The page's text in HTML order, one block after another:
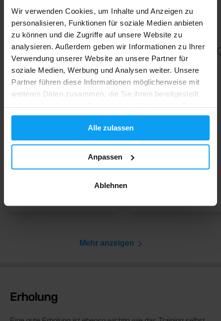
Wir verwenden Cookies, um Inhalte und Anzeigen zu
personalisieren, Funktionen für soziale Medien anbieten
zu können und die Zugriffe auf unsere Website zu
analysieren. Außerdem geben wir Informationen zu Ihrer
Verwendung unserer Website an unsere Partner für
soziale Medien, Werbung und Analysen weiter. Unsere
Partner führen diese Informationen möglicherweise mit
weiteren Daten zusammen, die Sie ihnen bereitgestellt
haben oder die sie im Rahmen Ihrer Nutzung der Dienste
gesammelt haben.
Alle zulassen
Anpassen
Ablehnen
Festigkeit von Gelenken, Bändern und Sehnen unterstützen.
Ihre Einnahme wird zur Vorbeugung empfohlen, sie sind aber
auch bei schmerzhaften Zuständen oft hilfreich. Sie sind in
verschiedenen Formen erhältlich, von Tabletten, Kapseln,
Getränkepulver bis hin zu flüssiger Form.
Mehr anzeigen
-11%
Advanced Joint Guard 380 g
-19%
Flexit Gold Drink 400 g
Mehr anzeigen
Erholung